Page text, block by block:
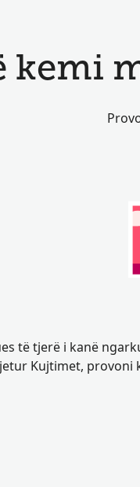
kemi
të tjerë i kanë
Kujtimet, provoni